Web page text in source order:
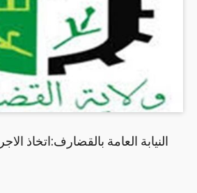
النيابة العامة بالقضارف:اتخاذ